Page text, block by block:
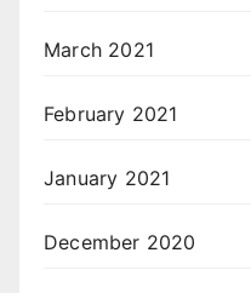
March 2021
February 2021
January 2021
December 2020